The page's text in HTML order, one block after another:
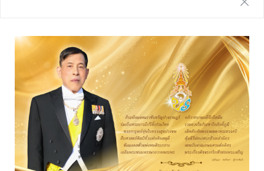
รายงานประจำปี
ผลการดําเนินงาน